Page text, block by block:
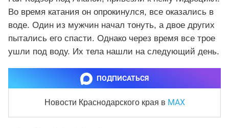
Во время катания он опрокинулся, все оказались в
воде. Один из мужчин начал тонуть, а двое других
пытались его спасти. Однако через время все трое
ушли под воду. Их тела нашли на следующий день.
ПОДПИСАТЬСЯ
Новости Краснодарского края в MAX